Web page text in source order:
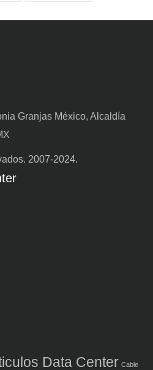
Granjas México, Alcaldía
2007-2024.
Data Center Cable